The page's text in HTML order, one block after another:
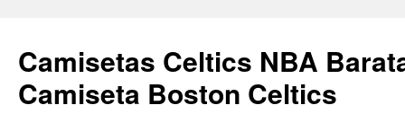
Camisetas Celtics NBA
Camiseta Boston Celtics